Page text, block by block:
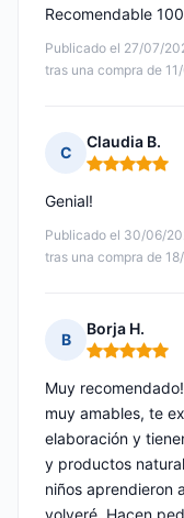
Publicado el 27/07/
tras una compra de
Recomendable
C
Claudia B.
Nota: 5 de 5
Publicado el 30/06/
tras una compra de
Genial!
B
Borja H.
Nota: 5 de 5
Muy
muy amables, te
elaboración y
y productos
niños aprendieron